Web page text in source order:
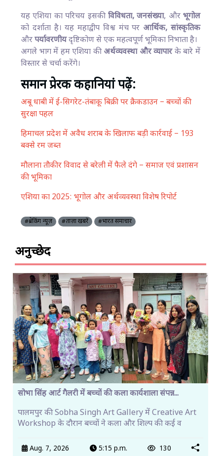
यह एशिया का परिचय इसकीविविधता, जनसंख्या, और भूगोल
को दर्शाता है। यह महाद्वीप विश्व मंच पर आर्थिक, सांस्कृतिक
औरपर्यावरणीयदृष्टिकोण से एक महत्वपूर्ण भूमिका निभाता है।
अगले भाग में हम एशिया कीअर्थव्यवस्था और व्यापारके बारे में
विस्तार से चर्चा करेंगे।
समान प्रेरक कहानियां पढ़ें:
अबू धाबी में ई-सिगरेट-तंबाकू बिक्री पर क्रैकडाउन – बच्चों की
सुरक्षा पहल
हिमाचल प्रदेश में अवैध शराब के खिलाफ बड़ी कार्रवाई – 193
बक्से रम जब्त
मौलाना तौकीर विवाद से बरेली में फैले दंगे – समाज एवं प्रशासन
की भूमिका
एशिया का 2025: भूगोल और अर्थव्यवस्था विशेष रिपोर्ट
#ब्रेकिंग न्यूज़ #ताज़ा खबरें #भारत समाचार
अनुच्छेद
सोभा सिंह आर्ट गैलरी में बच्चों की कला कार्यशाला संपन्न...
पालमपुर की Sobha Singh Art Gallery में Creative Art
Workshop के दौरान बच्चों ने कला और शिल्प की कई व
Aug. 7, 2026 5:15 p.m. 130